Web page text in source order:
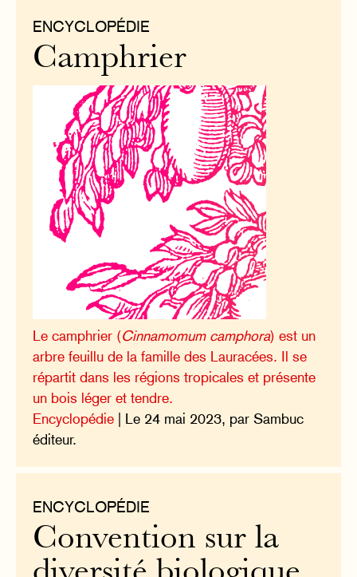
ENCYCLOPÉDIE
Camphrier
Le camphrier (Cinnamomum camphora) est un
arbre feuillu de la famille des Lauracées. Il se
répartit dans les régions tropicales et présente
un bois léger et tendre.
Encyclopédie | Le 24 mai 2023, par Sambuc
éditeur.
ENCYCLOPÉDIE
Convention sur la